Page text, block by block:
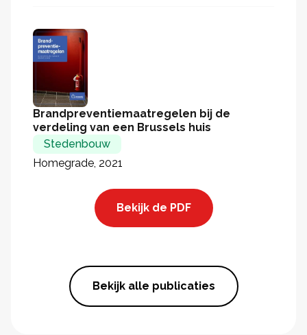
Brandpreventiemaatregelen bij de
verdeling van een Brussels huis
Stedenbouw
Homegrade, 2021
Bekijk de PDF
Bekijk alle publicaties